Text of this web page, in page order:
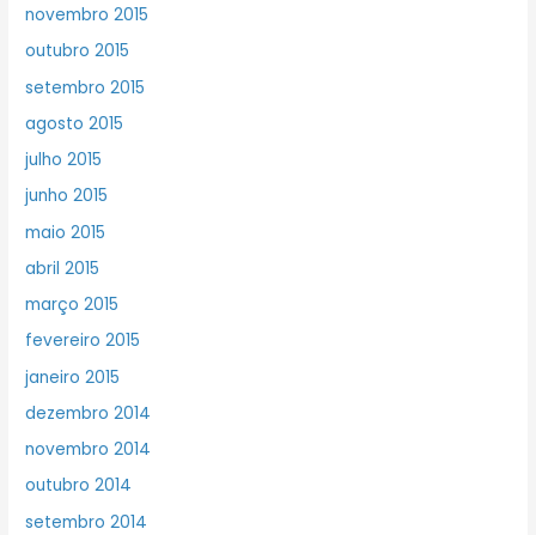
novembro 2015
outubro 2015
setembro 2015
agosto 2015
julho 2015
junho 2015
maio 2015
abril 2015
março 2015
fevereiro 2015
janeiro 2015
dezembro 2014
novembro 2014
outubro 2014
setembro 2014